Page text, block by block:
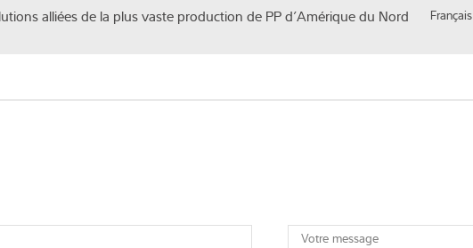
alliées de la plus vaste production de PP d’Amérique du Nord Français
Votre message